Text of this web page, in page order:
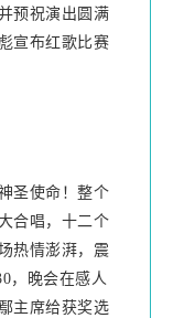
预祝演出圆满
宣布红歌比赛
圣使命！整个
合唱，十二个
热情澎湃，震
，晚会在感人
主席给获奖选